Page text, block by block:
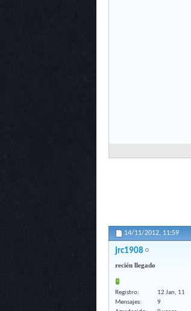
14/11/2012, 11:59
jrc1908
recién llegado
Registro
12 Jan, 11
Mensajes
9